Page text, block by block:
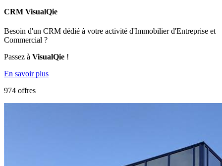
CRM VisualQie
Besoin d'un CRM dédié à votre activité d'Immobilier d'Entreprise et
Commercial ?
Passez à VisualQie !
En savoir plus
974 offres